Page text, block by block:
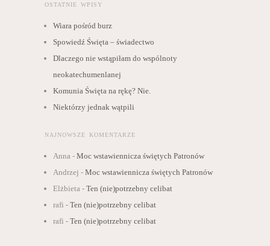
OSTATNIE WPISY
Wiara pośród burz
Spowiedź Święta – świadectwo
Dlaczego nie wstąpiłam do wspólnoty
neokatechumenlanej
Komunia Święta na rękę? Nie.
Niektórzy jednak wątpili
NAJNOWSZE KOMENTARZE
Anna - Moc wstawiennicza świętych Patronów
Andrzej - Moc wstawiennicza świętych Patronów
Elżbieta - Ten (nie)potrzebny celibat
rafi - Ten (nie)potrzebny celibat
rafi - Ten (nie)potrzebny celibat